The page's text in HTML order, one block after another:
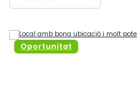
Oportunitat